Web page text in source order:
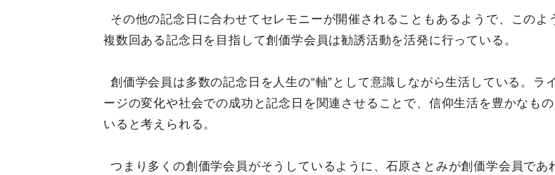
その他の記念日に合わせてセレモニーが開催されることもあるようで、このよ
複数回ある記念日を目指して創価学会員は勧誘活動を活発に行っている。
創価学会員は多数の記念日を人生の“軸”として意識しながら生活している。ラ
ージの変化や社会での成功と記念日を関連させることで、信仰生活を豊かなも
いると考えられる。
つまり多くの創価学会員がそうしているように、石原さとみが創価学会員であ